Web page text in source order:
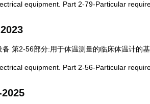
equipment. Part 2-79-Particular
第2-56部分:用于体温测量的临床体温计的基
equipment. Part 2-56-Particular